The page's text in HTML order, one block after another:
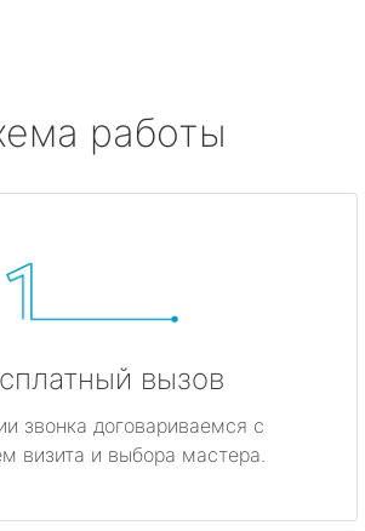
работы
вызов
звонка договариваемся с
визита и выбора мастера.